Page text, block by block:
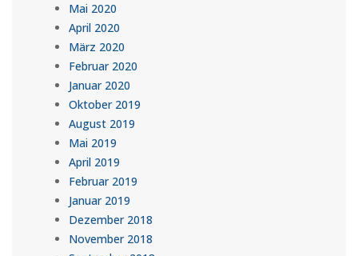
Mai 2020
April 2020
März 2020
Februar 2020
Januar 2020
Oktober 2019
August 2019
Mai 2019
April 2019
Februar 2019
Januar 2019
Dezember 2018
November 2018